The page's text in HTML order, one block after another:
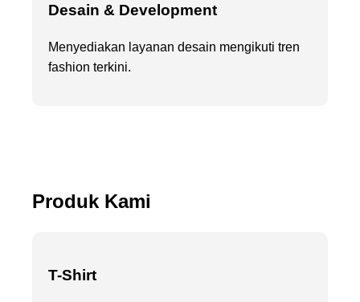
Desain & Development
Menyediakan layanan desain mengikuti tren
fashion terkini.
Produk Kami
T-Shirt